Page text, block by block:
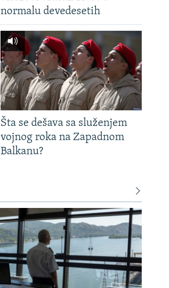
normalu devedesetih
Šta se dešava sa služenjem
vojnog roka na Zapadnom
Balkanu?